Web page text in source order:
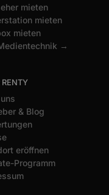
mieten
mieten
mieten
→
RENTY
& Blog
eröffnen
Programm